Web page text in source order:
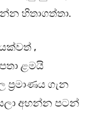
හිතාගත්තා.
,
ළමයි
ප්‍රමාණය ගැන
අහන්න පටන්